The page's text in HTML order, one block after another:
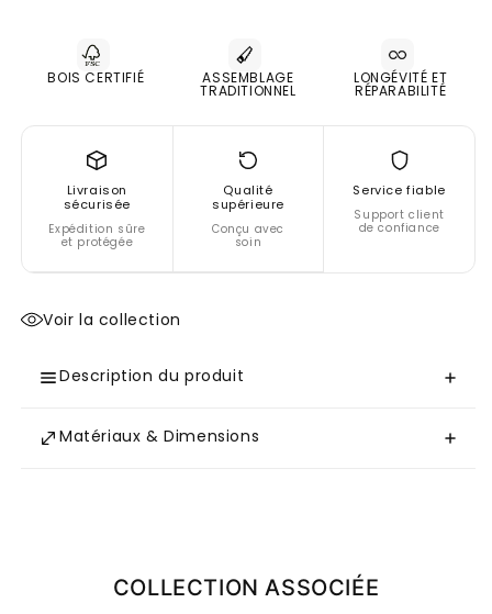
BOIS CERTIFIÉ ASSEMBLAGE
TRADITIONNEL
LONGÉVITÉ ET
RÉPARABILITÉ
Livraison
sécurisée
Expédition sûre
et protégée
Qualité
supérieure
Conçu avec
soin
Service fiable
Support client
de confiance
Voir la collection
Description du produit
Matériaux & Dimensions
COLLECTION ASSOCIÉE